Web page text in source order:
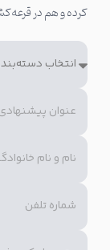
استفاده از کلمات
برخی کلمات در
مشتری را تحت
«تخفیف»، «حراج»
انجام دهد.
(نام
کرده و هم در